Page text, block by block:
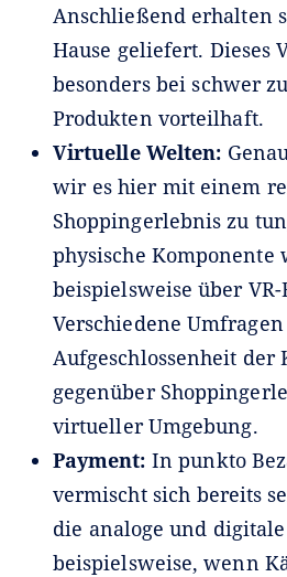
Anschließend erhalten
Hause geliefert. Dieses
besonders bei schwer
Produkten vorteilhaft.
Virtuelle Welten:
wir es hier mit einem
Shoppingerlebnis zu
physische
beispielsweise über
Verschiedene
Aufgeschlossenheit der
gegenüber
virtueller Umgebung.
Payment: In punkto
vermischt sich bereits
die analoge und
beispielsweise, wenn